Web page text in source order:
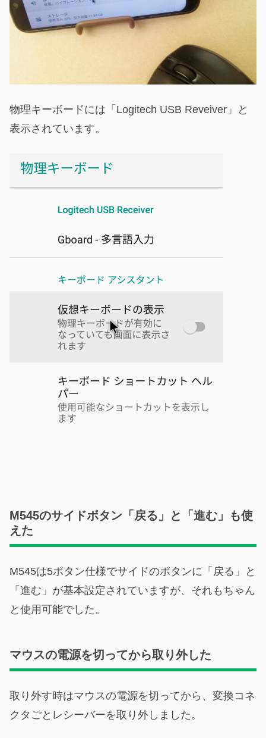
物理キーボードには「Logitech USB Reveiver」と
表示されています。
M545のサイドボタン「戻る」と「進む」も使
えた
M545は5ボタン仕様でサイドのボタンに「戻る」と
「進む」が基本設定されていますが、それもちゃん
と使用可能でした。
マウスの電源を切ってから取り外した
取り外す時はマウスの電源を切ってから、変換コネ
クタごとレシーバーを取り外しました。